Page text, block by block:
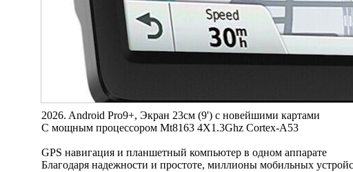
2026. Android Pro9+, Экран 23см (9') с новейшими картами
С мощным процессором Mt8163 4X1.3Ghz Cortex-A53
GPS навигация и планшетный компьютер в одном аппарате
Благодаря надежности и простоте, миллионы мобильных